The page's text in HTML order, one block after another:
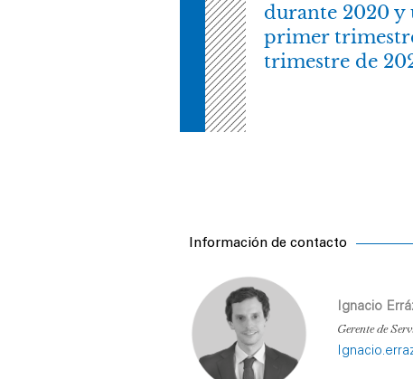
durante 2020 y
primer
trimestre de
Información de contacto
Ignacio
Gerente de